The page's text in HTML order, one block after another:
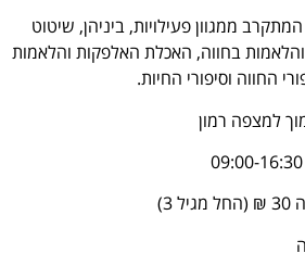
ממגוון פעילויות, ביניהן, שיטוט
בחווה, האכלת האלפקות והלאמות
החווה וסיפורי החיות.
למצפה רמון